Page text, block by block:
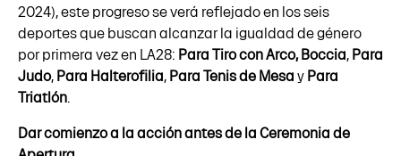
2024), este progreso se verá reflejado en los seis
deportes que buscan alcanzar la igualdad de género
por primera vez en LA28: Para Tiro con Arco, Boccia, Para
Judo, Para Halterofilia, Para Tenis de Mesa y Para
Triatlón.
Dar comienzo a la acción antes de la Ceremonia de